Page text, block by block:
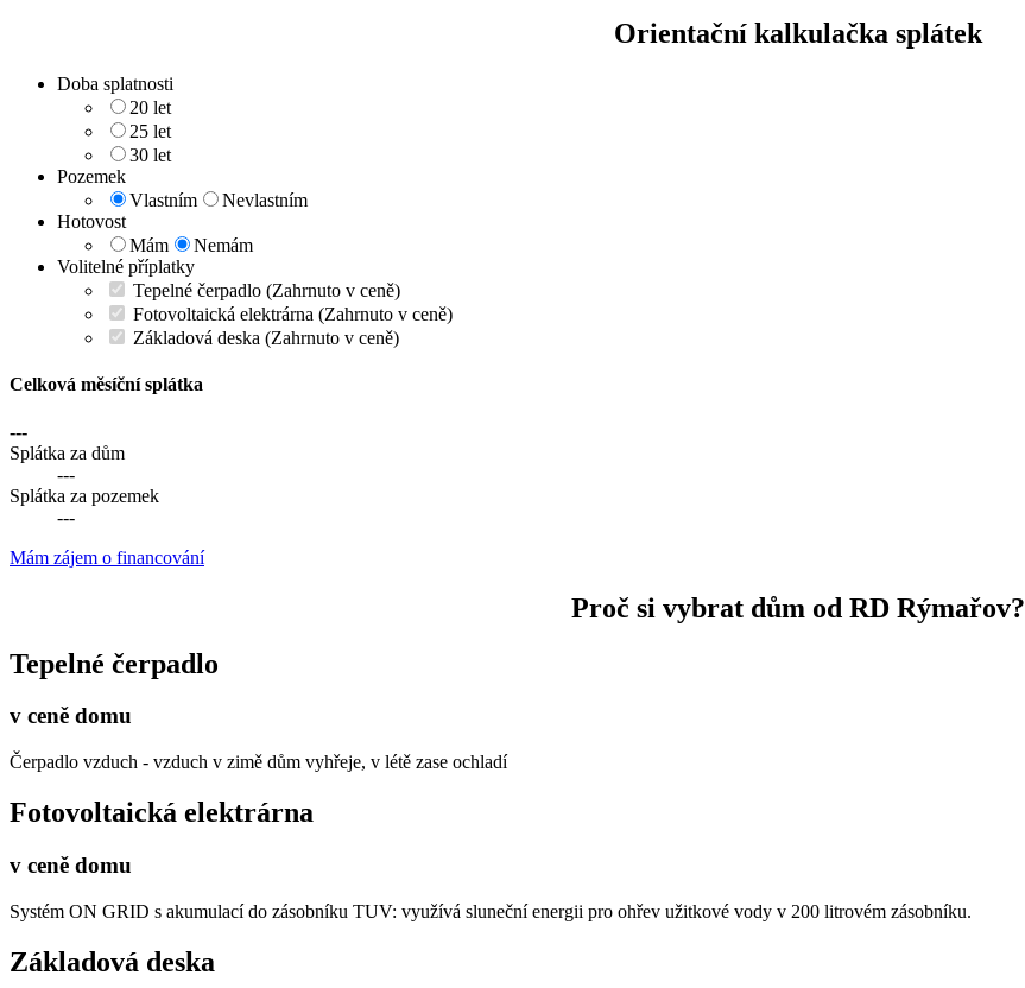
Orientační kalkulačka splátek
Doba splatnosti
20 let
25 let
30 let
Pozemek
Vlastním
Nevlastním
Hotovost
Mám
Nemám
Volitelné příplatky
Tepelné čerpadlo (Zahrnuto v ceně)
Fotovoltaická elektrárna (Zahrnuto v ceně)
Základová deska (Zahrnuto v ceně)
Celková měsíční splátka
---
Splátka za dům
---
Splátka za pozemek
---
Mám zájem o financování
Proč si vybrat dům od RD Rýmařov?
Tepelné čerpadlo
v ceně domu
Čerpadlo vzduch - vzduch v zimě dům vyhřeje, v létě zase ochladí
Fotovoltaická elektrárna
v ceně domu
Systém ON GRID s akumulací do zásobníku TUV: využívá sluneční energii pro ohřev užitkové vody v 200 litrovém zásobníku.
Základová deska